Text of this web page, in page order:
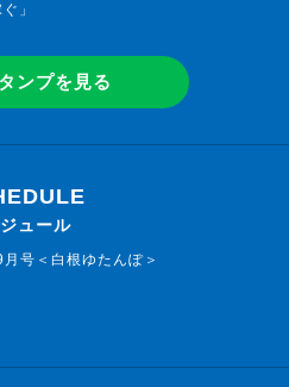
」
ンプを見る
ュール
号＜白根ゆたんぽ＞